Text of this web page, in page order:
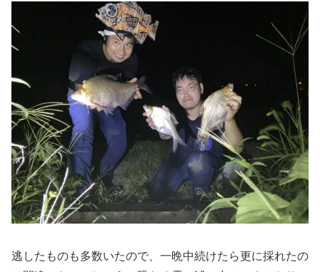
逃したものも多数いたので、一晩中続けたら更に採れたの